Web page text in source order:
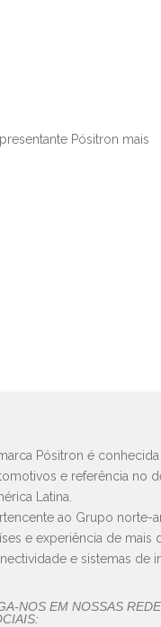
Pósitron mais
Pósitron é
e referência no
Latina.
ao Grupo norte-
e experiência de
e sistemas de
NOS EM NOSSAS